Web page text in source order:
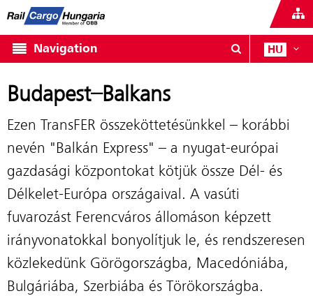
Navigation HU
Budapest–Balkans
Ezen TransFER összeköttetésünkkel – korábbi
nevén "Balkán Express" – a nyugat-európai
gazdasági központokat kötjük össze Dél- és
Délkelet-Európa országaival. A vasúti
fuvarozást Ferencváros állomáson képzett
irányvonatokkal bonyolítjuk le, és rendszeresen
közlekedünk Görögországba, Macedóniába,
Bulgáriába, Szerbiába és Törökországba.